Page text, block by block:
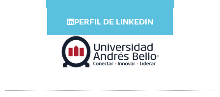
PERFIL DE LINKEDIN